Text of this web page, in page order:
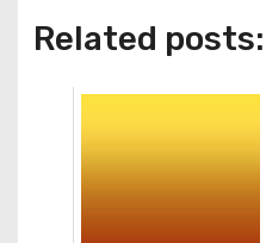
Related posts: